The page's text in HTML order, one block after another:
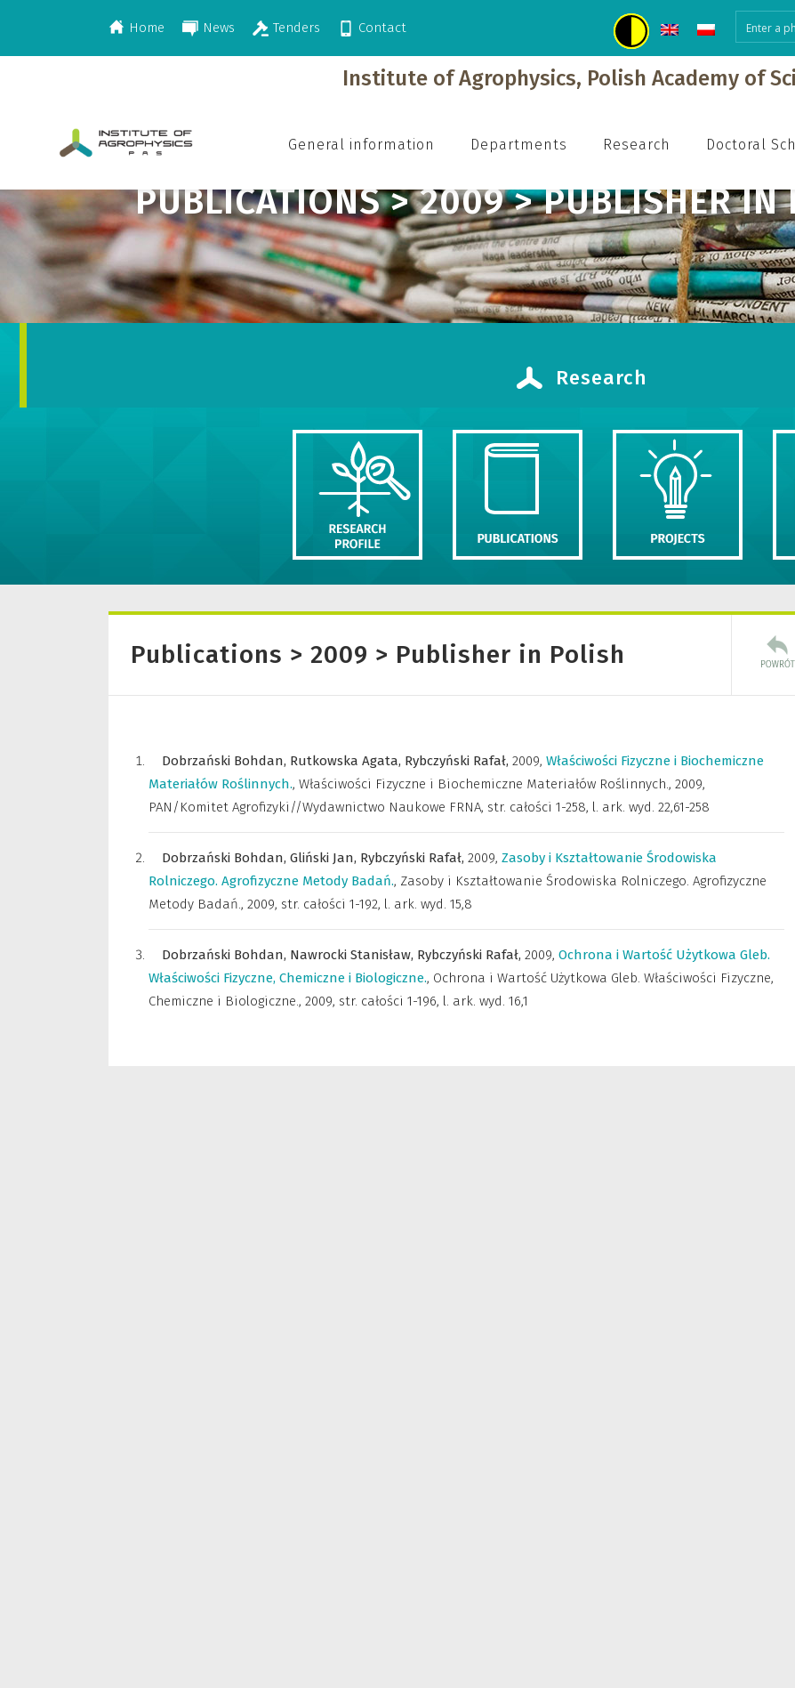
Home News Tenders Contact
Institute of Agrophysics, Polish Academy of
General information Departments Research Doctoral
PUBLICATIONS > 2009 > PUBLISHER IN
>Publications>2009>Publisher in Polish
Research
Publications > 2009 > Publisher in Polish
Dobrzański Bohdan, Rutkowska Agata, Rybczyński Rafał, 2009, Właściwości Fizyczne i Biochemiczne
Materiałów Roślinnych., Właściwości Fizyczne i Biochemiczne Materiałów Roślinnych., 2009,
PAN/Komitet Agrofizyki//Wydawnictwo Naukowe FRNA, str. całości 1-258, l. ark. wyd. 22,61-258
Dobrzański Bohdan, Gliński Jan, Rybczyński Rafał, 2009, Zasoby i Kształtowanie Środowiska
Rolniczego. Agrofizyczne Metody Badań., Zasoby i Kształtowanie Środowiska Rolniczego. Agrofizyczne
Metody Badań., 2009, str. całości 1-192, l. ark. wyd. 15,8
Dobrzański Bohdan, Nawrocki Stanisław, Rybczyński Rafał, 2009, Ochrona i Wartość Użytkowa Gleb.
Właściwości Fizyczne, Chemiczne i Biologiczne., Ochrona i Wartość Użytkowa Gleb. Właściwości Fizyczne,
Chemiczne i Biologiczne., 2009, str. całości 1-196, l. ark. wyd. 16,1